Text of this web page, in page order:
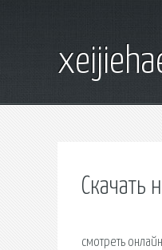
Скачать
смотреть